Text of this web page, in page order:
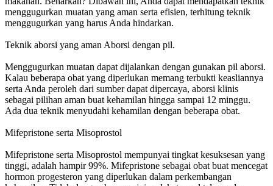
menggugurkan muatan yang aman serta efisien, terhitung teknik
menggugurkan yang harus Anda hindarkan.
Teknik aborsi yang aman Aborsi dengan pil.
Menggugurkan muatan dapat dijalankan dengan gunakan pil aborsi.
Kalau beberapa obat yang diperlukan memang terbukti keasliannya
serta Anda peroleh dari sumber dapat dipercaya, aborsi klinis
sebagai pilihan aman buat kehamilan hingga sampai 12 minggu.
Ada dua teknik menyudahi kehamilan dengan beberapa obat.
Mifepristone serta Misoprostol
Mifepristone serta Misoprostol mempunyai tingkat kesuksesan yang
tinggi, adalah hampir 99%. Mifepristone sebagai obat buat mencegat
hormon progesteron yang diperlukan dalam perkembangan